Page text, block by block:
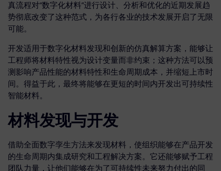
真流程对“数字化材料”进行设计、分析和优化的近期发展趋
势彻底改变了这种范式，为各行各业的技术发展开启了无限
可能。
开发适用于数字化材料发现和创新的仿真解算方案，能够让
工程师将材料特性视为设计变量而非约束；这种方法可以预
测影响产品性能的材料特性和生命周期成本，并缩短上市时
间。得益于此，最终将能够在更短的时间内开发出可持续性
智能材料。
材料发现与开发
借助全面数字孪生方法来发现材料，使组织能够在产品开发
的生命周期内集成研究和工程解决方案。它还能够赋予工程
团队力量，让他们能够在为了可持续性未来努力付出的同